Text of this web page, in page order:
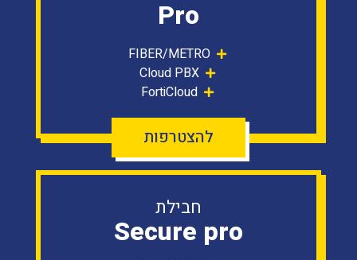
Pro
FIBER/METRO
Cloud PBX
FortiCloud
להצטרפות
חבילת
Secure pro